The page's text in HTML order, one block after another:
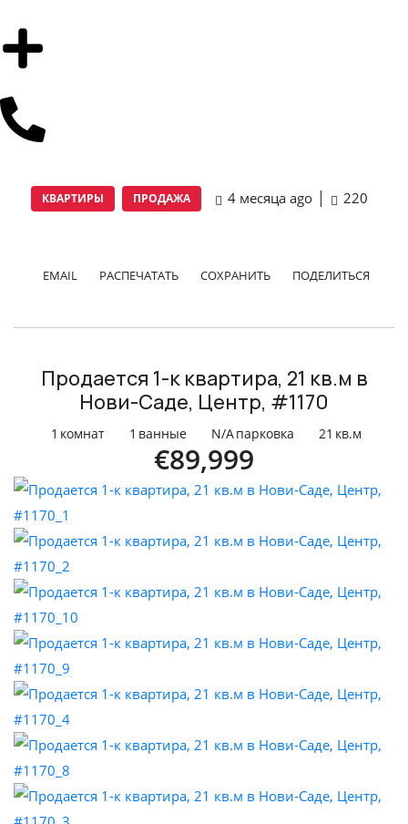
КВАРТИРЫ ПРОДАЖА 4 месяца ago 220
EMAIL РАСПЕЧАТАТЬ СОХРАНИТЬ ПОДЕЛИТЬСЯ
Продается 1-к квартира, 21 кв.м в
Нови-Саде, Центр, #1170
1 комнат 1 ванные N/Aпарковка 21 кв.м
€89,999